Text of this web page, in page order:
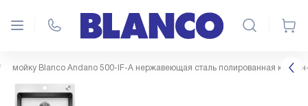
мойку Blanco Andano 500-IF-A нержавеющая сталь полированная